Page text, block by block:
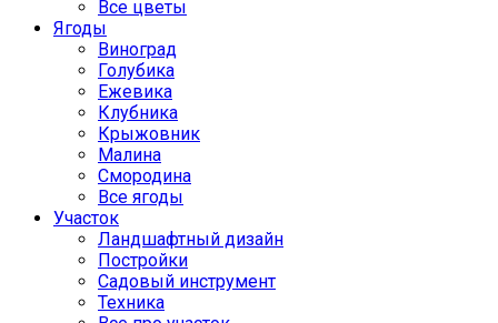
Все цветы
Ягоды
Виноград
Голубика
Ежевика
Клубника
Крыжовник
Малина
Смородина
Все ягоды
Участок
Ландшафтный дизайн
Постройки
Садовый инструмент
Техника